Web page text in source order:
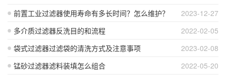
2023-12-27
前置工业过滤器使用寿命有多长时间？怎么维护？
2022-02-05
多介质过滤器反洗目的和流程
2023-02-08
袋式过滤器过滤袋的清洗方式及注意事项
2022-05-20
锰砂过滤器滤料装填怎么组合